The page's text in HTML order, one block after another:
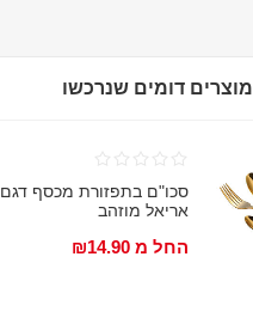
מוצרים דומים שנרכשו
סכו"ם בתפזורת מכסף דגם
אריאל מוזהב
החל מ ₪14.90